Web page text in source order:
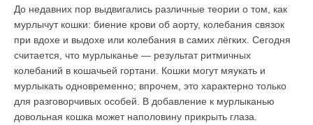
До недавних пор выдвигались различные теории о том, как
мурлычут кошки: биение крови об аорту, колебания связок
при вдохе и выдохе или колебания в самих лёгких. Сегодня
считается, что мурлыканье — результат ритмичных
колебаний в кошачьей гортани. Кошки могут мяукать и
мурлыкать одновременно; впрочем, это характерно только
для разговорчивых особей. В добавление к мурлыканью
довольная кошка может наполовину прикрыть глаза.